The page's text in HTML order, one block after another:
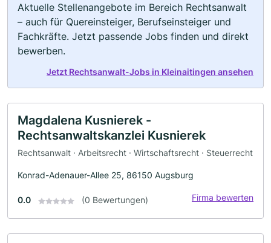
Aktuelle Stellenangebote im Bereich Rechtsanwalt
– auch für Quereinsteiger, Berufseinsteiger und
Fachkräfte. Jetzt passende Jobs finden und direkt
bewerben.
Jetzt Rechtsanwalt-Jobs in Kleinaitingen ansehen
Magdalena Kusnierek -
Rechtsanwaltskanzlei Kusnierek
Rechtsanwalt · Arbeitsrecht · Wirtschaftsrecht · Steuerrecht
Konrad-Adenauer-Allee 25, 86150 Augsburg
0.0 (0 Bewertungen) Firma bewerten